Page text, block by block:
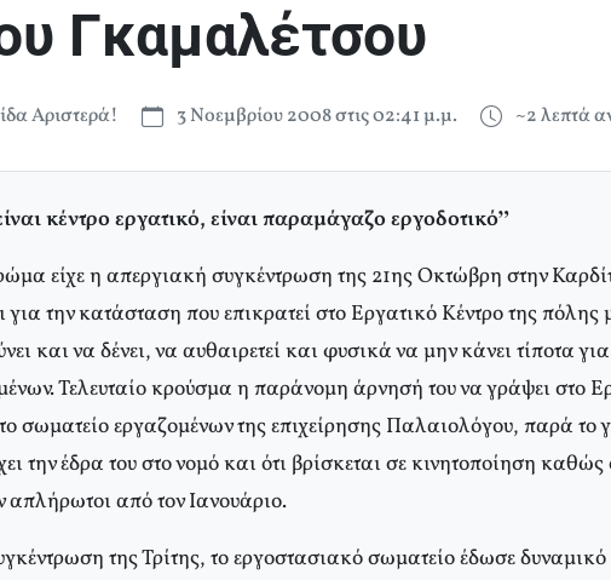
Γκαμαλέτσου
Αριστερά! 3 Νοεμβρίου 2008 στις 02:41 μ.μ. ~2 λεπτά
κέντρο εργατικό, είναι παραμάγαζο εργοδοτικό”
είχε η απεργιακή συγκέντρωση της 21ης Οκτώβρη στην
την κατάσταση που επικρατεί στο Εργατικό Κέντρο της πόλης
και να δένει, να αυθαιρετεί και φυσικά να μην κάνει τίποτα
Τελευταίο κρούσμα η παράνομη άρνησή του να γράψει στο
σωματείο εργαζομένων της επιχείρησης Παλαιολόγου, παρά το
την έδρα του στο νομό και ότι βρίσκεται σε κινητοποίηση καθώς
απλήρωτοι από τον Ιανουάριο.
της Τρίτης, το εργοστασιακό σωματείο έδωσε